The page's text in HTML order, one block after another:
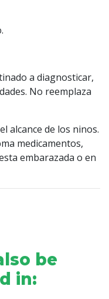
a diagnosticar,
No reemplaza
alcance de los ninos.
medicamentos,
embarazada o en
be
in: